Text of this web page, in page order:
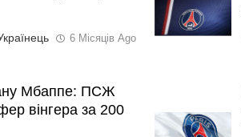
6 Місяців Ago
Мбаппе: ПСЖ
вінгера за 200